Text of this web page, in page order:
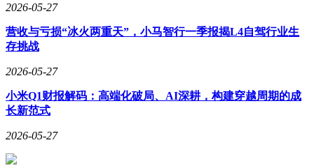
2026-05-27
营收与亏损“冰火两重天”，小马智行一季报揭L4自驾行业生
存挑战
2026-05-27
小米Q1财报解码：高端化破局、AI深耕，构建穿越周期的成
长新范式
2026-05-27